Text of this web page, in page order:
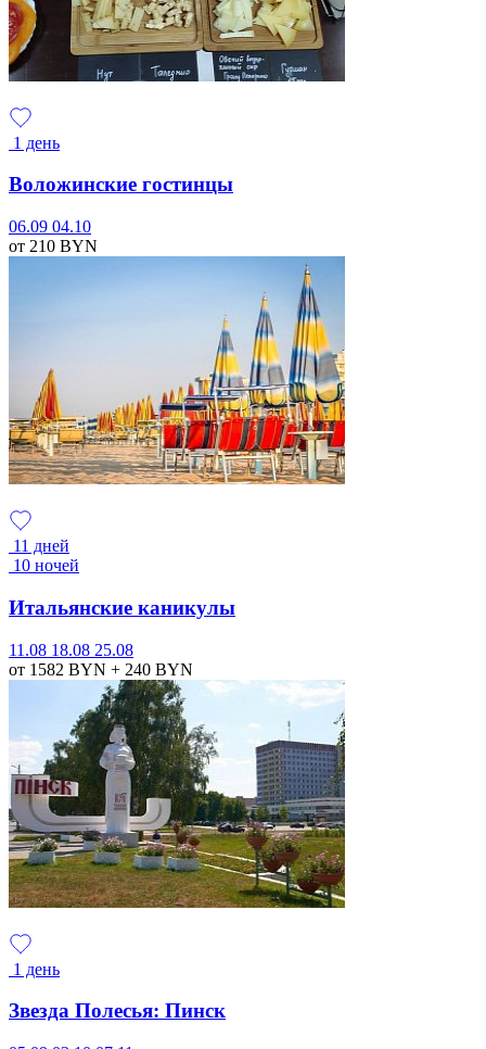
1 день
Воложинские гостинцы
06.09 04.10
от 210 BYN
11 дней
10 ночей
Итальянские каникулы
11.08 18.08 25.08
от 1582 BYN + 240 BYN
1 день
Звезда Полесья: Пинск